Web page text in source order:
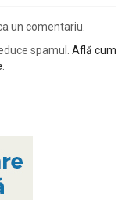
un comentariu.
spamul. Află cum